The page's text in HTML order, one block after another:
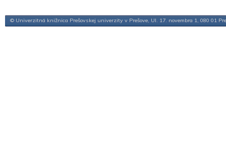
© Univerzitná knižnica Prešovskej univerzity v Prešove, Ul. 17. novembra 1, 080 01